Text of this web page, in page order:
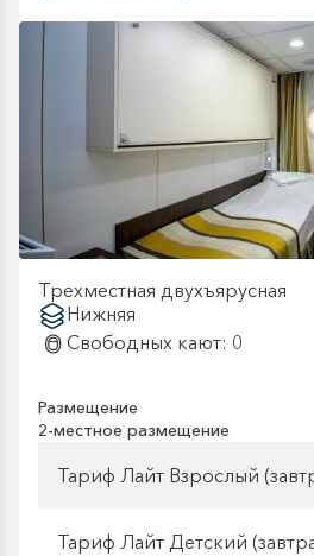
Трехместная двухъярусная
Нижняя
Свободных кают: 0
Размещение
2-местное размещение
Тариф Лайт Взрослый
Тариф Лайт Детский